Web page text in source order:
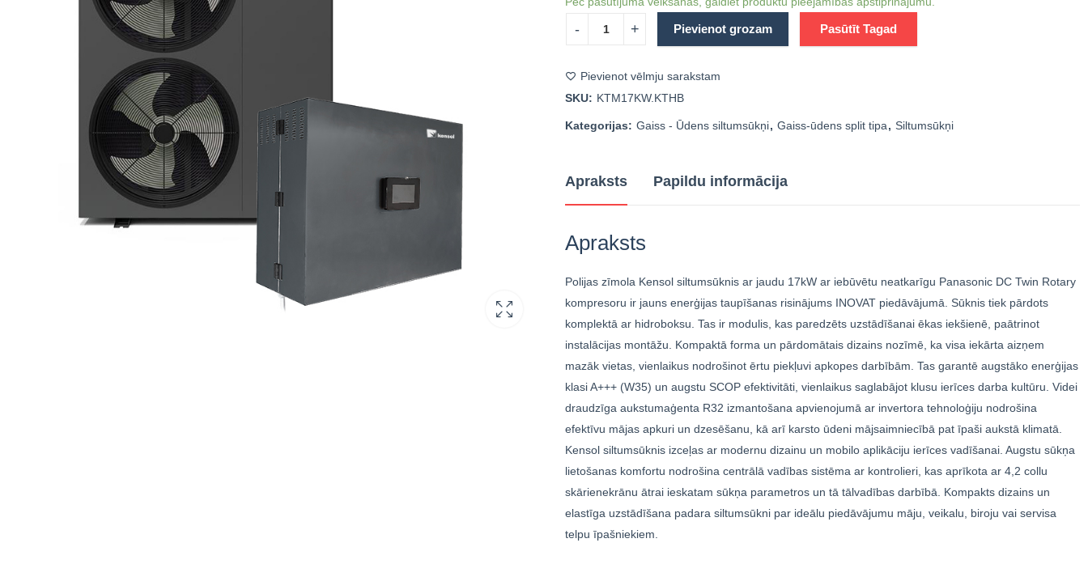
Pievienot grozam Pasūtīt Tagad
Pievienot vēlmju sarakstam
SKU: KTM17KW.KTHB
Kategorijas: Gaiss - Ūdens siltumsūkņi, Gaiss-ūdens split tipa, Siltumsūkņi
Apraksts Papildu informācija
Apraksts
Polijas zīmola Kensol siltumsūknis ar jaudu 17kW ar iebūvētu neatkarīgu Panasonic DC Twin Rotary
kompresoru ir jauns enerģijas taupīšanas risinājums INOVAT piedāvājumā. Sūknis tiek pārdots
komplektā ar hidroboksu. Tas ir modulis, kas paredzēts uzstādīšanai ēkas iekšienē, paātrinot
instalācijas montāžu. Kompaktā forma un pārdomātais dizains nozīmē, ka visa iekārta aizņem
mazāk vietas, vienlaikus nodrošinot ērtu piekļuvi apkopes darbībām. Tas garantē augstāko enerģijas
klasi A+++ (W35) un augstu SCOP efektivitāti, vienlaikus saglabājot klusu ierīces darba kultūru. Videi
draudzīga aukstumaģenta R32 izmantošana apvienojumā ar invertora tehnoloģiju nodrošina
efektīvu mājas apkuri un dzesēšanu, kā arī karsto ūdeni mājsaimniecībā pat īpaši aukstā klimatā.
Kensol siltumsūknis izceļas ar modernu dizainu un mobilo aplikāciju ierīces vadīšanai. Augstu sūkņa
lietošanas komfortu nodrošina centrālā vadības sistēma ar kontrolieri, kas aprīkota ar 4,2 collu
skārienekrānu ātrai ieskatam sūkņa parametros un tā tālvadības darbībā. Kompakts dizains un
elastīga uzstādīšana padara siltumsūkni par ideālu piedāvājumu māju, veikalu, biroju vai servisa
telpu īpašniekiem.